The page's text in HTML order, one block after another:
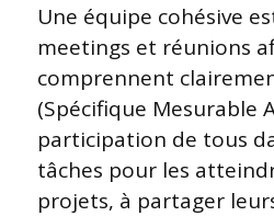
Une équipe cohésive
meetings et réunions
comprennent
(Spécifique Mesurable
participation de tous
tâches pour les
projets, à partager